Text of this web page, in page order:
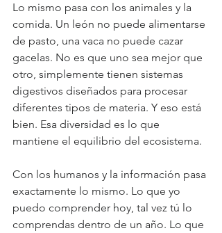
Lo mismo pasa con los animales y la
comida. Un león no puede alimentarse
de pasto, una vaca no puede cazar
gacelas. No es que uno sea mejor que
otro, simplemente tienen sistemas
digestivos diseñados para procesar
diferentes tipos de materia. Y eso está
bien. Esa diversidad es lo que
mantiene el equilibrio del ecosistema.
Con los humanos y la información pasa
exactamente lo mismo. Lo que yo
puedo comprender hoy, tal vez tú lo
comprendas dentro de un año. Lo que